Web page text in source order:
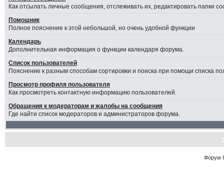
Как отсылать личные сообщения, отслеживать их, редактировать папки
Помошник
Полное пояснение к этой небольшой, но очень удобной функции
Календарь
Дополнительная информация о функции календаря форума.
Список пользователей
Пояснение к разным способам сортировки и поиска при помощи списка
Просмотр профиля пользователя
Как просмотреть контактную информацию пользователей.
Обращения к модераторам и жалобы на сообщения
Где найти список модераторов и администраторов форума.
Форум